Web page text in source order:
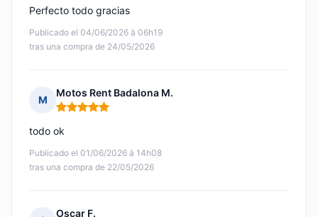
Publicado el 04/06/2026 à 06h19
tras una compra de 24/05/2026
Perfecto todo gracias
M
Motos Rent Badalona M.
Nota: 5 de 5
Publicado el 01/06/2026 à 14h08
tras una compra de 22/05/2026
todo ok
Oscar F.